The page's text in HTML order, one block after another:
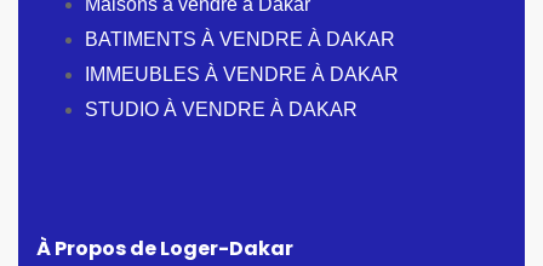
Maisons a vendre a Dakar
BATIMENTS À VENDRE À DAKAR
IMMEUBLES À VENDRE À DAKAR
STUDIO À VENDRE À DAKAR
À Propos de Loger-Dakar